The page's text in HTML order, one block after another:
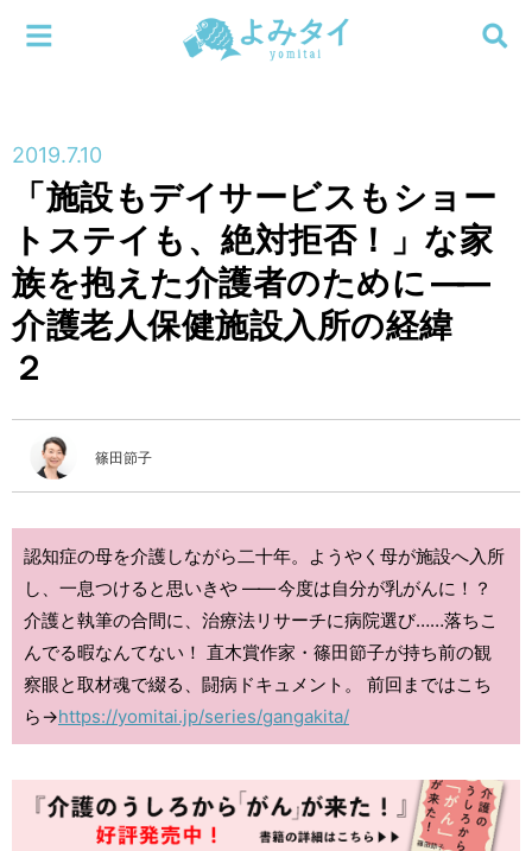
連載
新刊
検索する
メニューを閉じる
2019.7.10
「施設もデイサービスもショー
トステイも、絶対拒否！」な家
族を抱えた介護者のために――
介護老人保健施設入所の経緯
２
篠田節子
認知症の母を介護しながら二十年。ようやく母が施設へ入所
し、一息つけると思いきや ―― 今度は自分が乳がんに！？
介護と執筆の合間に、治療法リサーチに病院選び……落ちこ
んでる暇なんてない！ 直木賞作家・篠田節子が持ち前の観
察眼と取材魂で綴る、闘病ドキュメント。 前回まではこち
ら→https://yomitai.jp/series/gangakita/